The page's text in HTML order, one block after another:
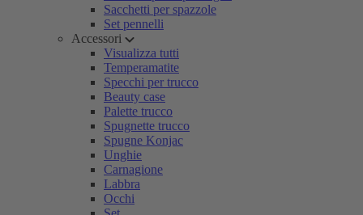
Sacchetti per spazzole
Set pennelli
Accessori
Visualizza tutti
Temperamatite
Specchi per trucco
Beauty case
Palette trucco
Spugnette trucco
Spugne Konjac
Unghie
Carnagione
Labbra
Occhi